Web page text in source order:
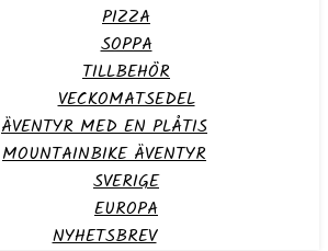
PIZZA
SOPPA
TILLBEHÖR
VECKOMATSEDEL
ÄVENTYR MED EN PLÅTIS
MOUNTAINBIKE ÄVENTYR
SVERIGE
EUROPA
NYHETSBREV